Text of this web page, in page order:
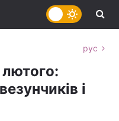
рус
і